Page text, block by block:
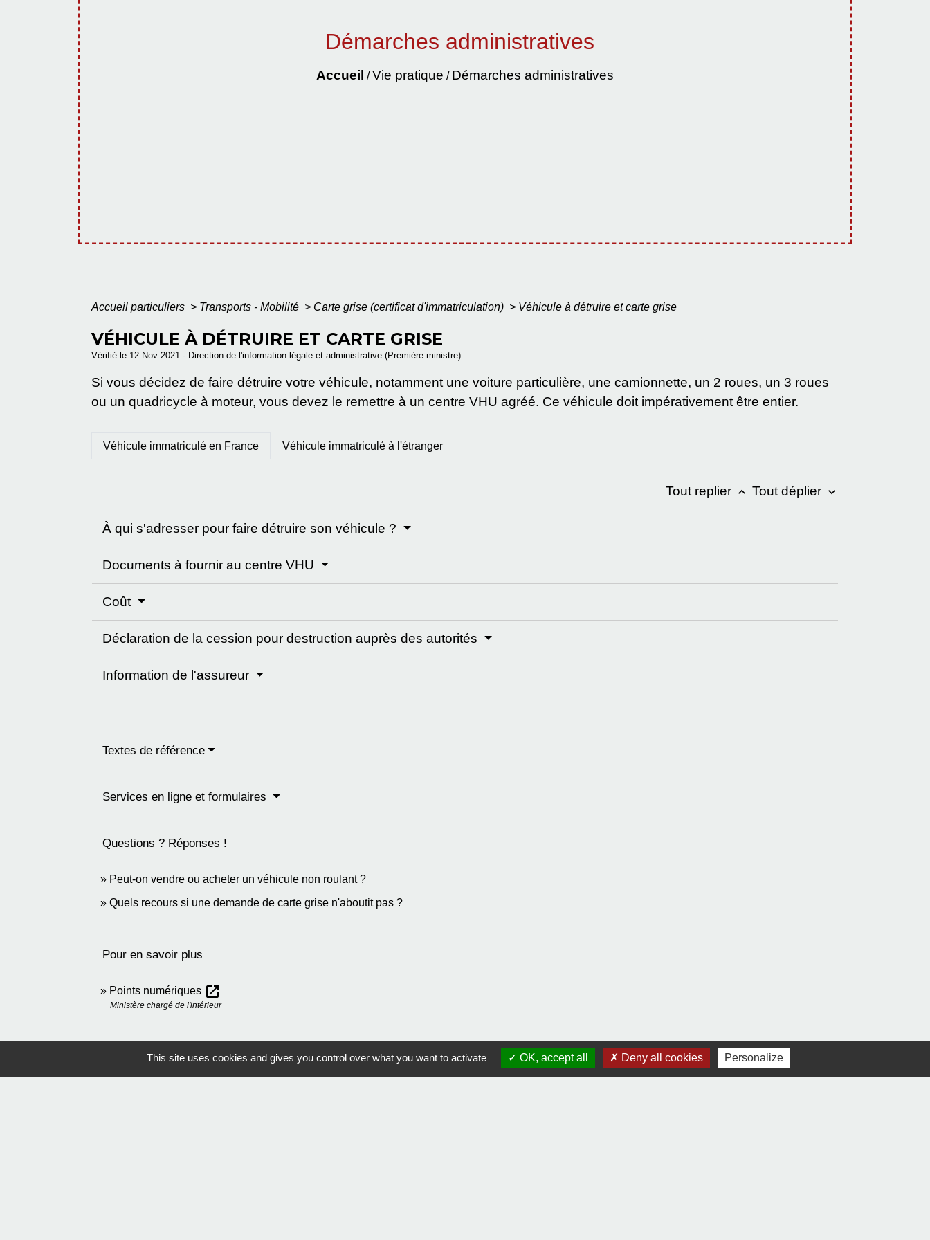
Démarches administratives
Accueil /Vie pratique / Démarches administratives
Accueil particuliers > Transports - Mobilité > Carte grise (certificat d'immatriculation) > Véhicule à détruire et carte grise
VÉHICULE À DÉTRUIRE ET CARTE GRISE
Vérifié le 12 Nov 2021 - Direction de l'information légale et administrative (Première ministre)
Si vous décidez de faire détruire votre véhicule, notamment une voiture particulière, une camionnette, un 2 roues, un 3 roues
ou un quadricycle à moteur, vous devez le remettre à un centre VHU agréé. Ce véhicule doit impérativement être entier.
Véhicule immatriculé en France Véhicule immatriculé à l'étranger
Tout replier keyboard_arrow_up Tout déplier keyboard_arrow_down
À qui s'adresser pour faire détruire son véhicule ?
Documents à fournir au centre VHU
Coût
Déclaration de la cession pour destruction auprès des autorités
Information de l'assureur
Textes de référence
Services en ligne et formulaires
Questions ? Réponses !
Peut-on vendre ou acheter un véhicule non roulant ?
Quels recours si une demande de carte grise n'aboutit pas ?
Pour en savoir plus
Points numériques open_in_new
Ministère chargé de l'intérieur
Signaler une erreur sur cette page
This site uses cookies and gives you control over what you want to activate OK, accept all Deny all cookies Personalize